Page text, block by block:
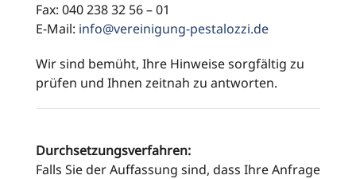
Fax: 040 238 32 56 – 01
E-Mail: info@vereinigung-pestalozzi.de
Wir sind bemüht, Ihre Hinweise sorgfältig zu
prüfen und Ihnen zeitnah zu antworten.
Durchsetzungsverfahren:
Falls Sie der Auffassung sind, dass Ihre Anfrage